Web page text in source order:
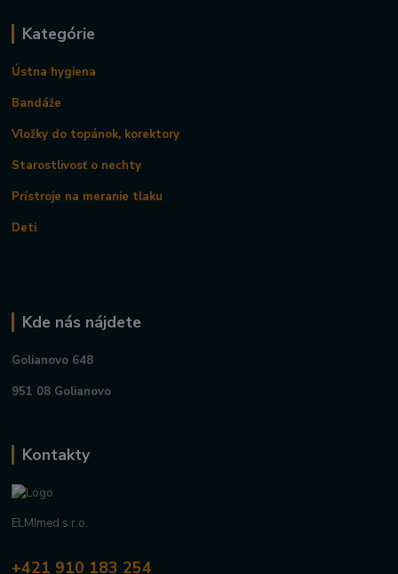
Kategórie
Ústna hygiena
Bandáže
Vložky do topánok, korektory
Starostlivosť o nechty
Prístroje na meranie tlaku
Deti
Kde nás nájdete
Golianovo 648
951 08 Golianovo
Kontakty
ELMImed s.r.o.
+421 910 183 254